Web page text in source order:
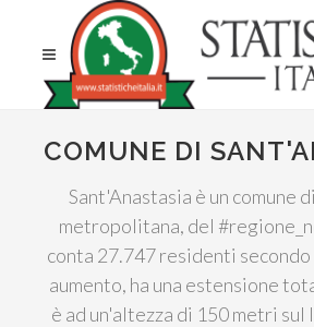
COMUNE DI
Sant'Anastasia è un comune
metropolitana, del
conta 27.747 residenti
aumento, ha una estensione
è ad un'altezza di 150 metri